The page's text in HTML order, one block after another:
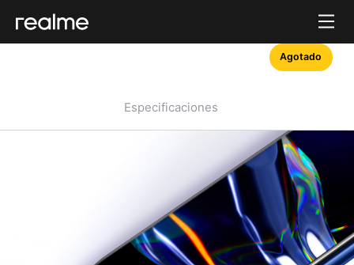
Especificaciones
Agotado